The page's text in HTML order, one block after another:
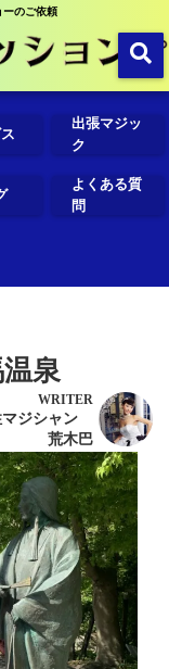
ーのご依頼
出張マジッ
ク
よくある質
問
泉
WRITER
マジシャン
荒木巴